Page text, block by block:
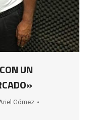
UN
Gómez